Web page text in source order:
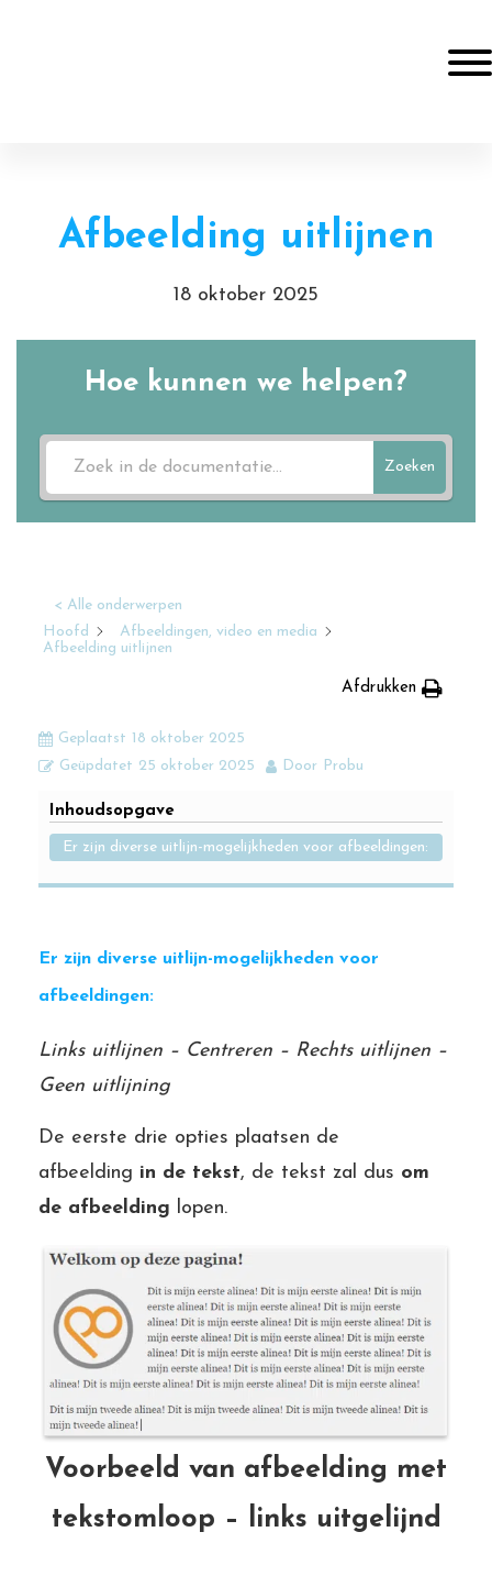
Afbeelding uitlijnen
18 oktober 2025
Hoe kunnen we helpen?
Zoeken
< Alle onderwerpen
Hoofd
Afbeeldingen, video en media
Afbeelding uitlijnen
Afdrukken
Geplaatst 18 oktober 2025
Geüpdatet 25 oktober 2025 Door Probu
Inhoudsopgave
Er zijn diverse uitlijn-mogelijkheden voor afbeeldingen:
Er zijn diverse uitlijn-mogelijkheden voor
afbeeldingen:
Links uitlijnen – Centreren – Rechts uitlijnen –
Geen uitlijning
De eerste drie opties plaatsen de
afbeelding in de tekst, de tekst zal dus om
de afbeelding lopen.
Voorbeeld van afbeelding met
tekstomloop – links uitgelijnd